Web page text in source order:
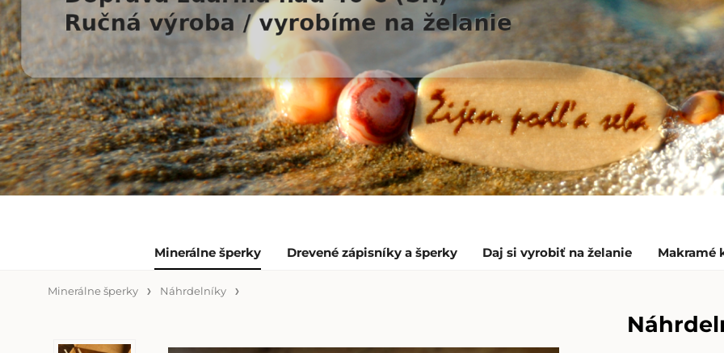
Minerálne šperky Drevené zápisníky a šperky Daj si vyrobiť na želanie Makramé
Minerálne šperky Náhrdelníky